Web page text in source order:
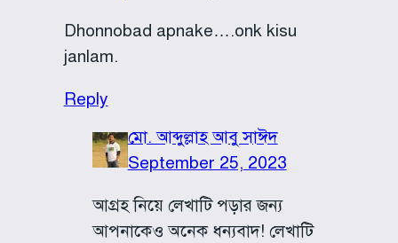
Dhonnobad apnake….onk kisu
janlam.
Reply
মো. আব্দুল্লাহ আবু সাঈদ
September 25, 2023
আগ্রহ নিয়ে লেখাটি পড়ার জন্য
আপনাকেও অনেক ধন্যবাদ! লেখাটি